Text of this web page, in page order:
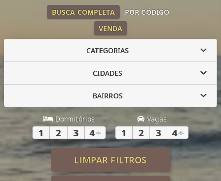
VENDA
BUSCA COMPLETA POR CÓDIGO
CATEGORIAS
CIDADES
BAIRROS
Dormitórios
1 2 3 4+
Vagas
1 2 3 4+
LIMPAR FILTROS